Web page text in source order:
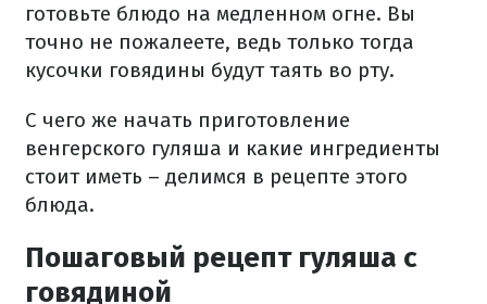
готовьте блюдо на медленном огне. Вы
точно не пожалеете, ведь только тогда
кусочки говядины будут таять во рту.
С чего же начать приготовление
венгерского гуляша и какие ингредиенты
стоит иметь – делимся в рецепте этого
блюда.
Пошаговый рецепт гуляша с
говядиной